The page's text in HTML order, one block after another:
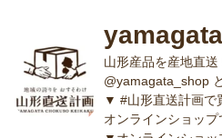
山形産品を産地直
@yamagata_shop
▼ #山形直送計画で
オンラインショッ